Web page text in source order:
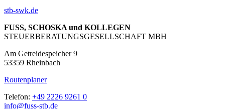
stb-swk.de
FUSS, SCHOSKA und KOLLEGEN
STEUERBERATUNGSGESELLSCHAFT MBH
Am Getreidespeicher 9
53359 Rheinbach
Routenplaner
Telefon: +49 2226 9261 0
info@fuss-stb.de